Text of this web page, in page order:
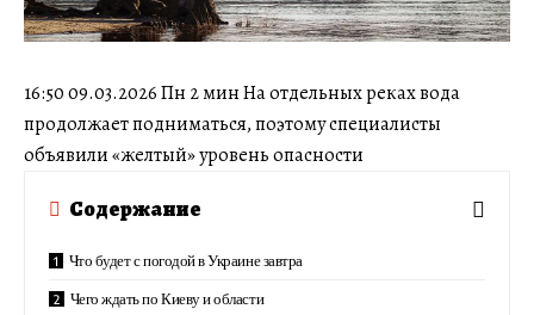
16:50 09.03.2026 Пн 2 мин На отдельных реках вода
продолжает подниматься, поэтому специалисты
объявили «желтый» уровень опасности
Содержание
Что будет с погодой в Украине завтра
Чего ждать по Киеву и области